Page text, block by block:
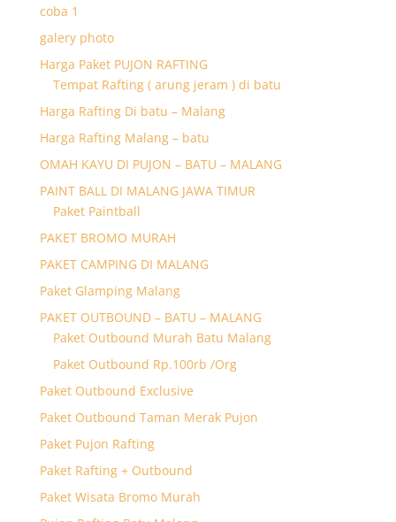
coba 1
galery photo
Harga Paket PUJON RAFTING
Tempat Rafting ( arung jeram ) di batu
Harga Rafting Di batu – Malang
Harga Rafting Malang – batu
OMAH KAYU DI PUJON – BATU – MALANG
PAINT BALL DI MALANG JAWA TIMUR
Paket Paintball
PAKET BROMO MURAH
PAKET CAMPING DI MALANG
Paket Glamping Malang
PAKET OUTBOUND – BATU – MALANG
Paket Outbound Murah Batu Malang
Paket Outbound Rp.100rb /Org
Paket Outbound Exclusive
Paket Outbound Taman Merak Pujon
Paket Pujon Rafting
Paket Rafting + Outbound
Paket Wisata Bromo Murah